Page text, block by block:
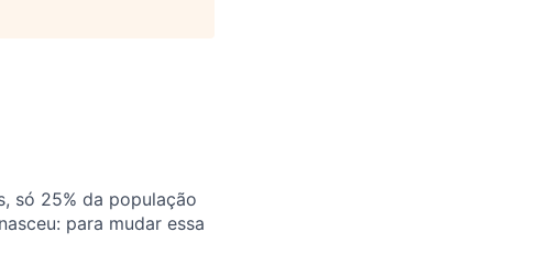
só 25% da população
para mudar essa